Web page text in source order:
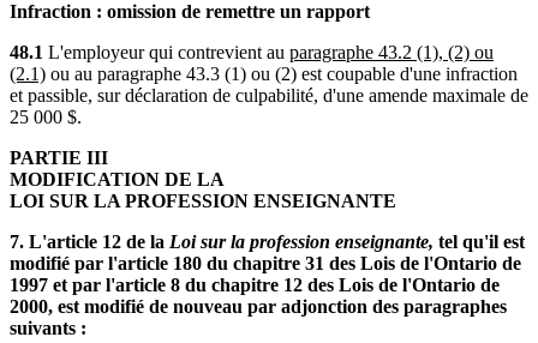
Infraction : omission de remettre un rapport
48.1 L'employeur qui contrevient au paragraphe 43.2 (1), (2) ou
(2.1) ou au paragraphe 43.3 (1) ou (2) est coupable d'une infraction
et passible, sur déclaration de culpabilité, d'une amende maximale de
25 000 $.
PARTIE III
MODIFICATION DE LA
LOI SUR LA PROFESSION ENSEIGNANTE
7. L'article 12 de la Loi sur la profession enseignante, tel qu'il est
modifié par l'article 180 du chapitre 31 des Lois de l'Ontario de
1997 et par l'article 8 du chapitre 12 des Lois de l'Ontario de
2000, est modifié de nouveau par adjonction des paragraphes
suivants :